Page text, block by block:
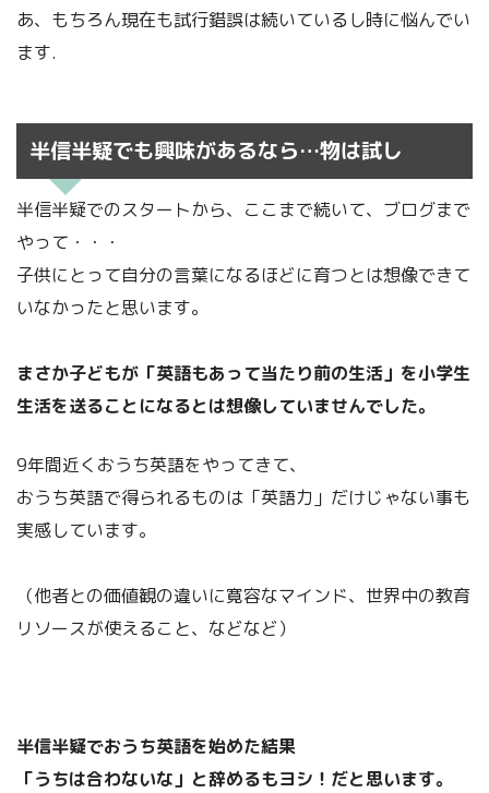
あ、もちろん現在も試行錯誤は続いているし時に悩んでい
ます.
半信半疑でも興味があるなら…物は試し
半信半疑でのスタートから、ここまで続いて、ブログまで
やって・・・
子供にとって自分の言葉になるほどに育つとは想像できて
いなかったと思います。
まさか子どもが「英語もあって当たり前の生活」を小学生
生活を送ることになるとは想像していませんでした。
9年間近くおうち英語をやってきて、
おうち英語で得られるものは「英語力」だけじゃない事も
実感しています。
（他者との価値観の違いに寛容なマインド、世界中の教育
リソースが使えること、などなど）
半信半疑でおうち英語を始めた結果
「うちは合わないな」と辞めるもヨシ！だと思います。